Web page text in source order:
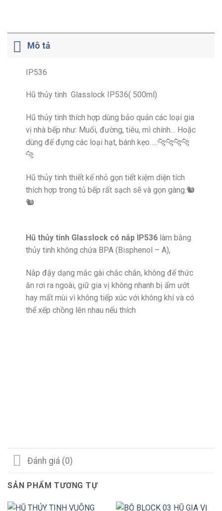
Mô tả
IP536
Hũ thủy tinh Glasslock IP536( 500ml)
Hũ thủy tinh thích hợp dùng bảo quản các loại gia
vị nhà bếp như: Muối, đường, tiêu, mì chính… Hoặc
dùng để đựng các loại hạt, bánh kẹo…..🐆🐆🐆🐆
🐆
Hũ thủy tinh thiết kế nhỏ gọn tiết kiệm diện tích
thích hợp trong tủ bếp rất sạch sẽ và gọn gàng.🐿
🐿
Hũ thủy tinh Glasslock có nắp IP536 làm bằng
thủy tinh không chứa BPA (Bisphenol – A),
Nắp đậy dạng mắc gài chắc chắn, không để thức
ăn rơi ra ngoài, giữ gia vị không nhanh bị ẩm ướt
hay mất mùi vì không tiếp xúc với không khí và có
thể xếp chồng lên nhau nếu thích
Đánh giá (0)
SẢN PHẨM TƯƠNG TỰ